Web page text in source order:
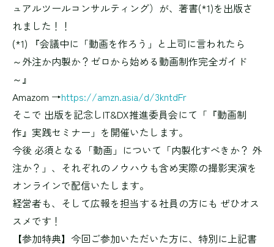
ュアルツールコンサルティング）が、著書(*1)を出版さ
れました！！
(*1) 『会議中に「動画を作ろう」と上司に言われたら
～外注か内製か？ゼロから始める動画制作完全ガイド
～』
Amazom →https://amzn.asia/d/3kntdFr
そこで 出版を記念しIT&DX推進委員会にて「『動画制
作』実践セミナー」を開催いたします。
今後 必須となる「動画」について「内製化すべきか？ 外
注か？」、それぞれのノウハウも含め実際の撮影実演を
オンラインで配信いたします。
経営者も、そして広報を担当する社員の方にも ぜひオス
スメです！
【参加特典】今回ご参加いただいた方に、特別に上記書